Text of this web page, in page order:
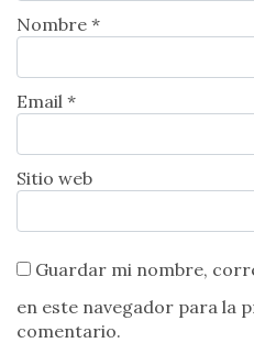
Nombre *
Email *
Sitio web
Guardar mi nombre,
en este navegador para la
comentario.